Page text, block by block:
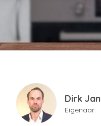
Dirk Jan
Eigenaar